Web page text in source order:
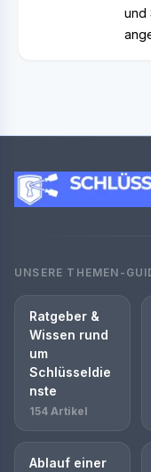
und
UNSERE THEMEN-
Ratgeber &
Wissen rund
um
Schlüsseldie
nste
154 Artikel
Ablauf einer